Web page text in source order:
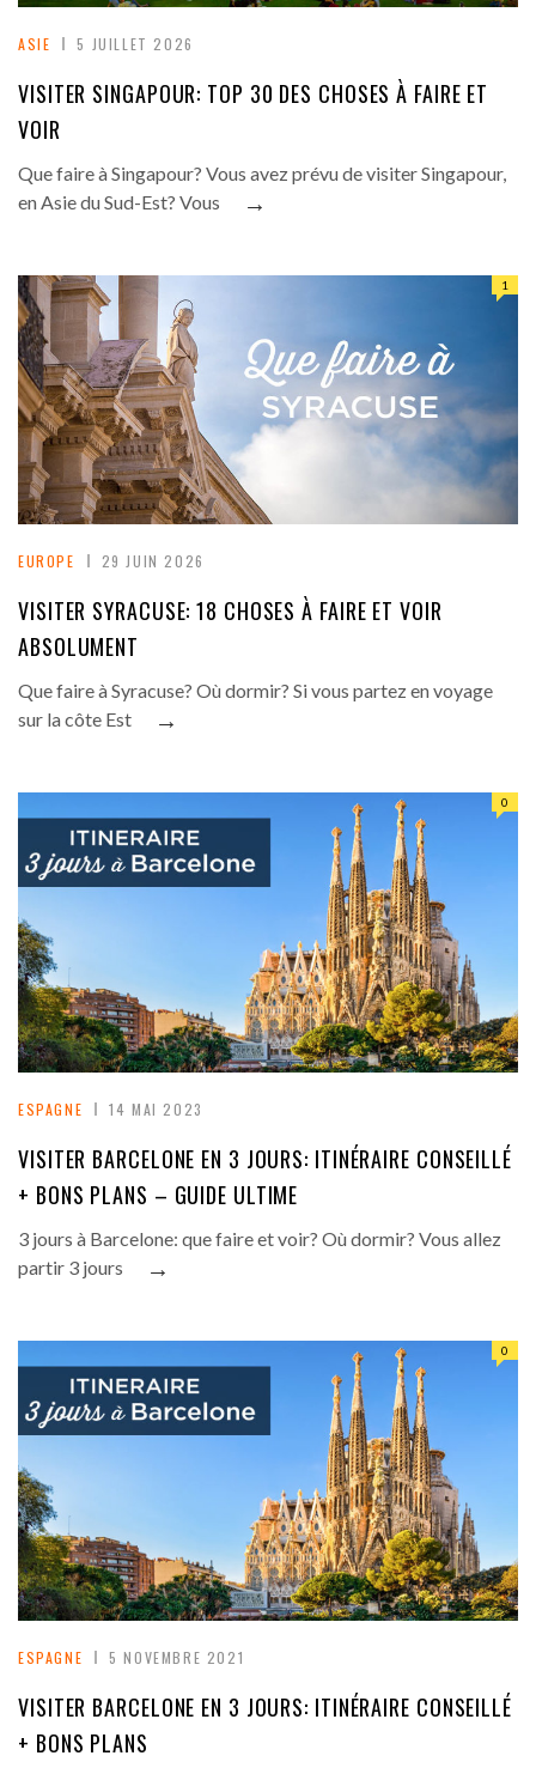
ASIE 5 JUILLET 2026
VISITER SINGAPOUR: TOP 30 DES CHOSES À FAIRE ET
VOIR
Que faire à Singapour? Vous avez prévu de visiter Singapour,
en Asie du Sud-Est? Vous
→
EUROPE 29 JUIN 2026
1
VISITER SYRACUSE: 18 CHOSES À FAIRE ET VOIR
ABSOLUMENT
Que faire à Syracuse? Où dormir? Si vous partez en voyage
sur la côte Est
→
ESPAGNE 14 MAI 2023
0
VISITER BARCELONE EN 3 JOURS: ITINÉRAIRE CONSEILLÉ
+ BONS PLANS – GUIDE ULTIME
3 jours à Barcelone: que faire et voir? Où dormir? Vous allez
partir 3 jours
→
ESPAGNE 5 NOVEMBRE 2021
0
VISITER BARCELONE EN 3 JOURS: ITINÉRAIRE CONSEILLÉ
+ BONS PLANS